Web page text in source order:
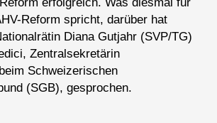
Reform spricht, darüber hat
Diana Gutjahr (SVP/TG)
Zentralsekretärin
Schweizerischen
(SGB), gesprochen.